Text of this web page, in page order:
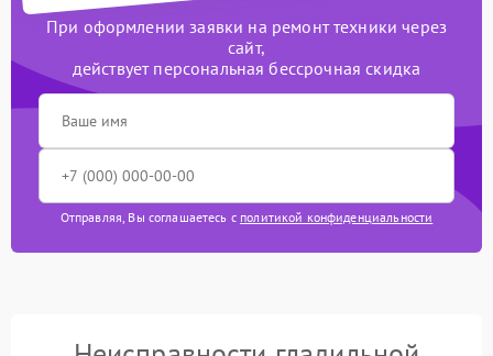
При оформлении заявки на ремонт техники через
сайт,
действует персональная бессрочная скидка
Отправляя, Вы соглашаетесь с политикой конфиденциальности